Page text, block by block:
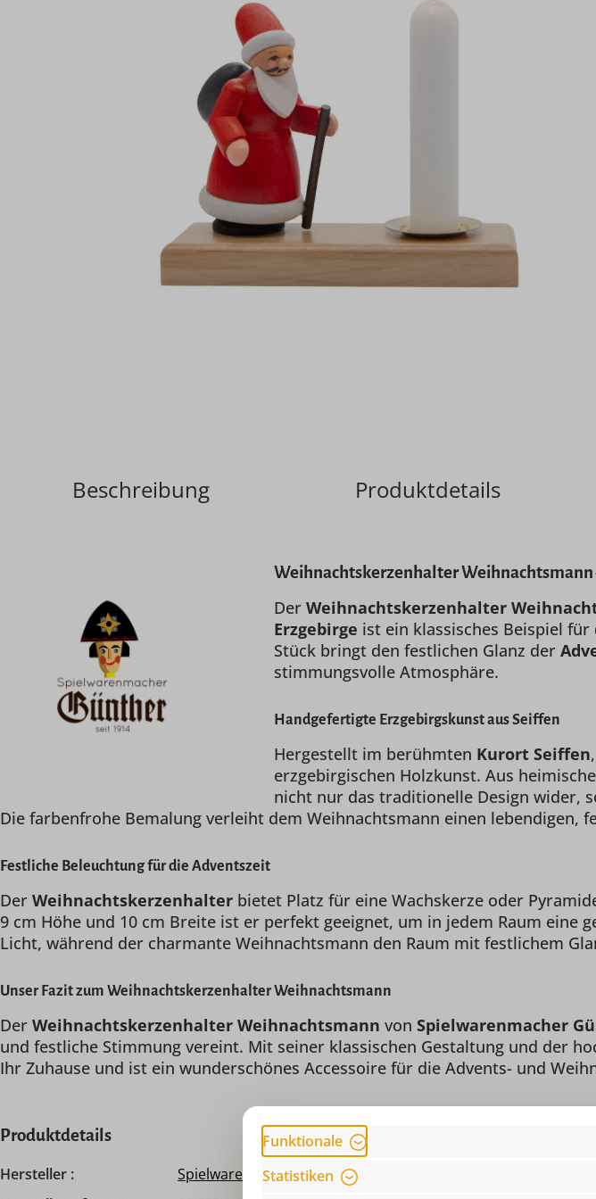
Beschreibung Produktdetails
Weihnachtskerzenhalter
DerWeihnachtskerzenhalter
Erzgebirge ist ein klassisches Beispiel
Stück bringt den festlichen Glanz der
stimmungsvolle Atmosphäre.
Handgefertigte Erzgebirgskunst aus Seiffen
Hergestellt im berühmten Kurort Seiffen
erzgebirgischen Holzkunst. Aus
nicht nur das traditionelle Design wider,
Die farbenfrohe Bemalung verleiht dem Weihnachtsmann einen
Festliche Beleuchtung für die Adventszeit
Der Weihnachtskerzenhalter bietet Platz für eine Wachskerze oder
9 cm Höhe und 10 cm Breite ist er perfekt geeignet, um in jedem Raum
Licht, während der charmante Weihnachtsmann den Raum mit festlichem
Unser Fazit zum Weihnachtskerzenhalter Weihnachtsmann
Der Weihnachtskerzenhalter Weihnachtsmann von Spielwarenmacher
und festliche Stimmung vereint. Mit seiner klassischen Gestaltung und der
Ihr Zuhause und ist ein wunderschönes Accessoire für die Advents- und
Produktdetails
Hersteller :
Spielwarenmacher Günther
Funktionale
Statistiken